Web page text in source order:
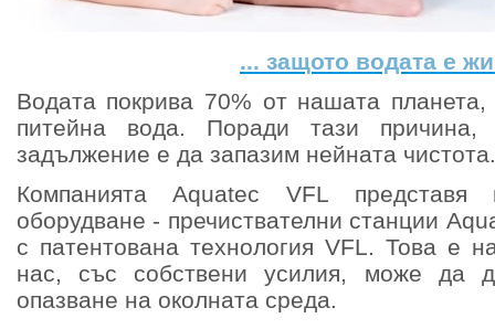
... защото водата е
Водата покрива 70% от нашата
питейна вода. Поради тази
задължение е да запазим нейната чистота.
Компанията Aquatec VFL
оборудване - пречиствателни станции
с патентована технология VFL. Това е
нас, със собствени усилия, може да
опазване на околната среда.